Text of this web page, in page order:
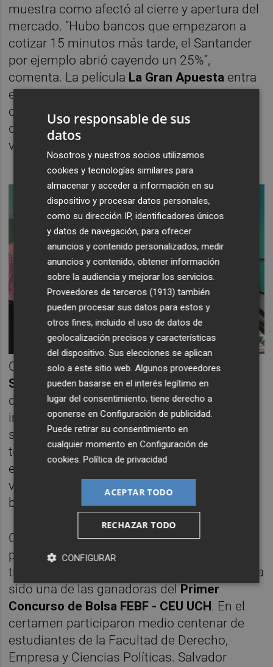
muestra como afectó al cierre y apertura del
mercado. “Hubo bancos que empezaron a
cotizar 15 minutos más tarde, el Santander
por ejemplo abrió cayendo un 25%”,
comenta. La película La Gran Apuesta entra
en conversación para explicar algunos
conceptos, el film aborda la crisis financiera
del 2007 al 2010 por la acumulación de
viviendas y la burbuja económica.
Otros largometrajes, comoEl Lobo de Wall
Street , se alejan de la realidad de un agente
de bolsa español, según relatan. Estar bien
informado, especializarse, y saber transmitir
son algunas de las características que debe
tener todo gestor de patrimonios. Por ello,
empiezan cada día leyendo informes y
viendo como cerraron el día anterior las
bolsas asiáticas.
Con esta experiencia, Carmen Salvador ha
podido vivir en primera persona cómo es el
trabajo de un intermediario financiero. Ella ha
sido una de las ganadoras delPrimer
Concurso de Bolsa FEBF - CEU UCH. En el
certamen participaron medio centenar de
estudiantes de la Facultad de Derecho,
Empresa y Ciencias Políticas. Salvador
Uso responsable de sus
datos
Nosotros y nuestros socios utilizamos
cookies y tecnologías similares para
almacenar y acceder a información en su
dispositivo y procesar datos personales,
como su dirección IP, identificadores únicos
y datos de navegación, para ofrecer
anuncios y contenido personalizados, medir
anuncios y contenido, obtener información
sobre la audiencia y mejorar los servicios.
Proveedores de terceros (1913) también
pueden procesar sus datos para estos y
otros fines, incluido el uso de datos de
geolocalización precisos y características
del dispositivo. Sus elecciones se aplican
solo a este sitio web. Algunos proveedores
pueden basarse en el interés legítimo en
lugar del consentimiento; tiene derecho a
oponerse enConfiguración de publicidad
Puede retirar su consentimiento en
cualquier momento enConfiguración de
cookies .Política de privacidad
ACEPTAR TODO
RECHAZAR TODO
CONFIGURAR